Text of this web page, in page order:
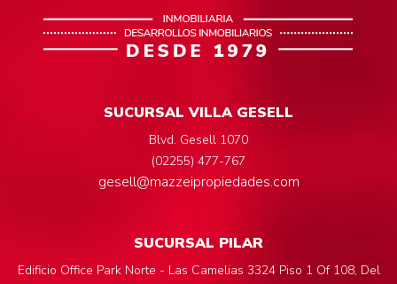
SUCURSAL VILLA GESELL
Blvd. Gesell 1070
(02255) 477-767
gesell@mazzeipropiedades.com
SUCURSAL PILAR
Edificio Office Park Norte - Las Camelias 3324 Piso 1 Of 108, Del